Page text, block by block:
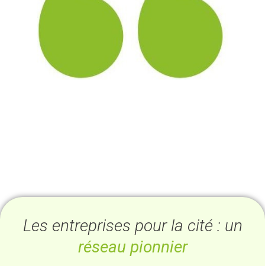
Les entreprises pour la cité : un
réseau pionnier